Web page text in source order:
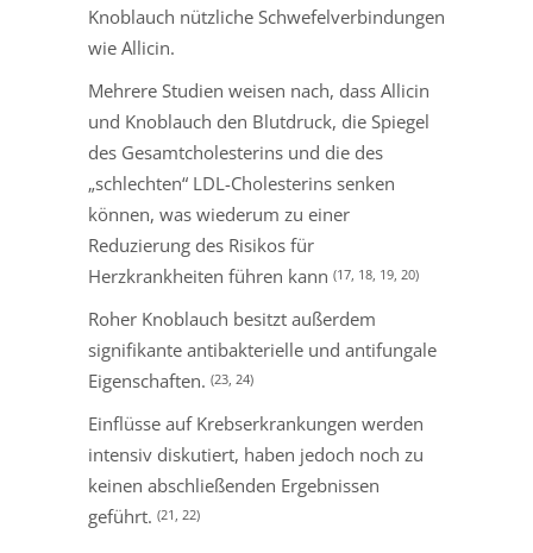
Knoblauch nützliche Schwefelverbindungen
wie Allicin.
Mehrere Studien weisen nach, dass Allicin
und Knoblauch den Blutdruck, die Spiegel
des Gesamtcholesterins und die des
„schlechten“ LDL-Cholesterins senken
können, was wiederum zu einer
Reduzierung des Risikos für
Herzkrankheiten führen kann (17, 18, 19, 20)
Roher Knoblauch besitzt außerdem
signifikante antibakterielle und antifungale
Eigenschaften. (23, 24)
Einflüsse auf Krebserkrankungen werden
intensiv diskutiert, haben jedoch noch zu
keinen abschließenden Ergebnissen
geführt. (21, 22)